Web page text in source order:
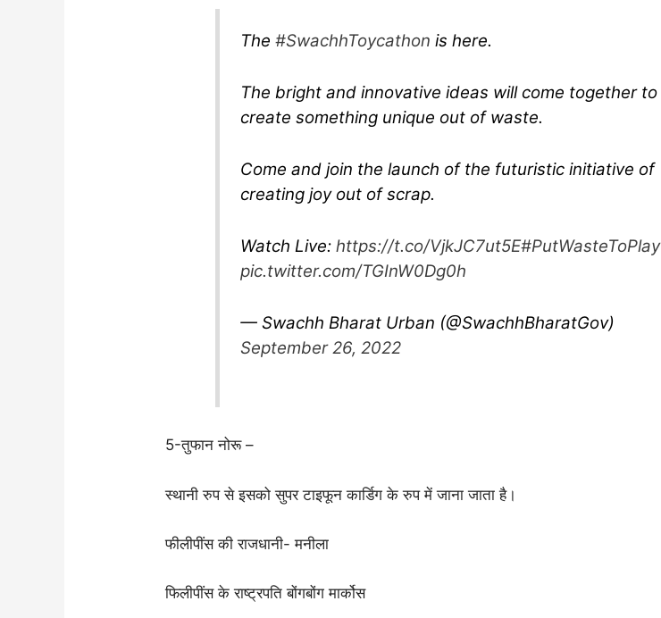
The #SwachhToycathon is here.
The bright and innovative ideas will come together to
create something unique out of waste.
Come and join the launch of the futuristic initiative of
creating joy out of scrap.
Watch Live: https://t.co/VjkJC7ut5E#PutWasteToPlay
pic.twitter.com/TGInW0Dg0h
— Swachh Bharat Urban (@SwachhBharatGov)
September 26, 2022
5-तुफान नोरू –
स्थानी रुप से इसको सुपर टाइफून कार्डिग के रुप में जाना जाता है।
फीलीपींस की राजधानी- मनीला
फिलीपींस के राष्ट्रपति बोंगबोंग मार्कोस